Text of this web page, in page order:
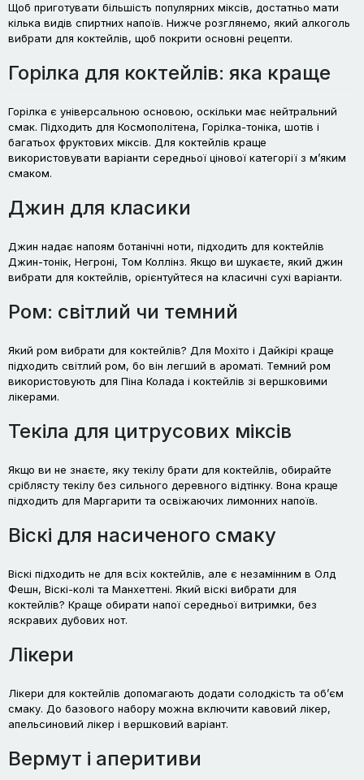
Щоб приготувати більшість популярних міксів, достатньо мати
кілька видів спиртних напоїв. Нижче розглянемо, який алкоголь
вибрати для коктейлів, щоб покрити основні рецепти.
Горілка для коктейлів: яка краще
Горілка є універсальною основою, оскільки має нейтральний
смак. Підходить для Космополітена, Горілка-тоніка, шотів і
багатьох фруктових міксів. Для коктейлів краще
використовувати варіанти середньої цінової категорії з м’яким
смаком.
Джин для класики
Джин надає напоям ботанічні ноти, підходить для коктейлів
Джин-тонік, Негроні, Том Коллінз. Якщо ви шукаєте, який джин
вибрати для коктейлів, орієнтуйтеся на класичні сухі варіанти.
Ром: світлий чи темний
Який ром вибрати для коктейлів? Для Мохіто і Дайкірі краще
підходить світлий ром, бо він легший в ароматі. Темний ром
використовують для Піна Колада і коктейлів зі вершковими
лікерами.
Текіла для цитрусових міксів
Якщо ви не знаєте, яку текілу брати для коктейлів, обирайте
сріблясту текілу без сильного деревного відтінку. Вона краще
підходить для Маргарити та освіжаючих лимонних напоїв.
Віскі для насиченого смаку
Віскі підходить не для всіх коктейлів, але є незамінним в Олд
Фешн, Віскі-колі та Манхеттені. Який віскі вибрати для
коктейлів? Краще обирати напої середньої витримки, без
яскравих дубових нот.
Лікери
Лікери для коктейлів допомагають додати солодкість та об’єм
смаку. До базового набору можна включити кавовий лікер,
апельсиновий лікер і вершковий варіант.
Вермут і аперитиви